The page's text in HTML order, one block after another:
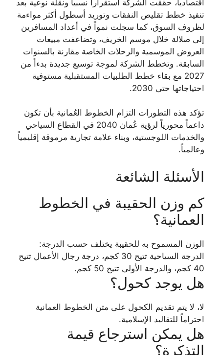
اقتصادياً، حققت الشركة استقراراً نسبياً ونقلة نوعية بعد
تنفيذ خطط تقليص النفقات وتوريد أسطول أكثر مواءمة
لظروف السوق، كما سجلت نمواً في أعداد المسافرين
إلى صلالة خلال موسم الخريف، وتضاعفت مبيعات
العروض الموسمية والرحلات الخاصة مقارنة بالسنوات
السابقة. وتخطط الشركة لموجة توسيع جديدة بدءاً من
2027 مع بقاء خطط الطلبيات المستقبلية مستوفية
احتياجاتها حتى 2030.
تؤكد هذه التطورات التزام الخطوط العُمانية بأن تكون
داعماً محورياً لرؤية عُمان 2040 في القطاع السياحي
والخدمات اللوجستية، وبناء علامة تجارية مرموقة إقليمياً
وعالمياً.
الأسئلة الشائعة
كم وزن الحقيبة في الخطوط
العمانية؟
الوزن المسموح به للحقيبة يختلف حسب الدرجة:
الدرجة السياحية تتيح 30 كجم، درجة رجال الأعمال تتيح
40 كجم، والدرجة الأولى تتيح 50 كجم.
هل يوجد كحول؟
لا، لا يتم تقديم الكحول على متن الخطوط العمانية
احتراماً للتقاليد الإسلامية.
هل يمكن استرجاع قيمة
التذكرة؟